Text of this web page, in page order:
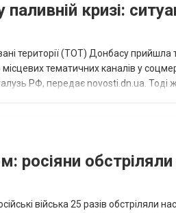
кризі:
території (ТОТ) Донбасу прийшла
тематичних каналів у
РФ, передає novosti.dn.ua. Тоді
росіяни
війська 25 разів обстріляли